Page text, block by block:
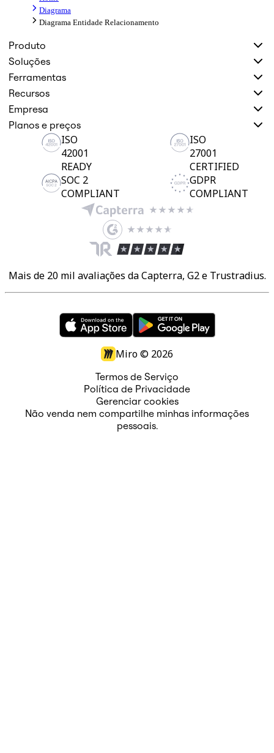
Diagrama
Diagrama Entidade Relacionamento
Produto
Soluções
Ferramentas
Recursos
Empresa
Planos e preços
ISO
42001
READY
ISO
27001
CERTIFIED
SOC 2
COMPLIANT
GDPR
COMPLIANT
Mais de 20 mil avaliações da Capterra, G2 e Trustradius.
Miro © 2026
Termos de Serviço
Política de Privacidade
Gerenciar cookies
Não venda nem compartilhe minhas informações
pessoais.